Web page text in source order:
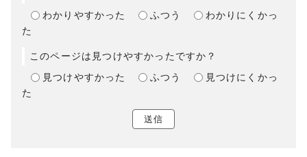
わかりやすかった
ふつう
わかりにくかっ
た
このページは見つけやすかったですか？
見つけやすかった
ふつう
見つけにくかっ
た
送信